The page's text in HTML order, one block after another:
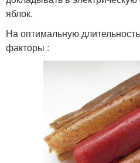
яблок.
На оптимальную
факторы :